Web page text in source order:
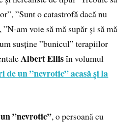
”Sunt o catastrofă dacă nu
am voie să mă supăr și să mă
susține ”bunicul” terapiilor
Albert Ellisîn volumul
un ”nevrotic” acasă și la
”nevrotic”, o persoană cu